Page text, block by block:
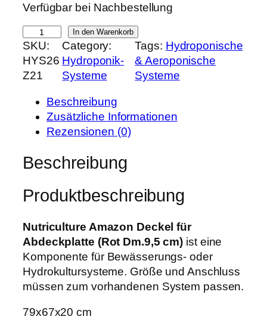
i
c
h
e
r
e
i
w
r
:
1
,
9
0
€
P
r
e
i
s
s
t
:
,
9
.
Verfügbar bei Nachbestellung
u
t
r
u
e
m
a
z
o
n
e
In den Warenkorb
SKU:
HYS26
Z21
Category:
Hydroponik-
Systeme
Tags: Hydroponische
& Aeroponische
Systeme
Beschreibung
Zusätzliche Informationen
Rezensionen (0)
Beschreibung
Produktbeschreibung
Nutriculture Amazon Deckel für
Abdeckplatte (Rot Dm.9,5 cm) ist eine
Komponente für Bewässerungs- oder
Hydrokultursysteme. Größe und Anschluss
müssen zum vorhandenen System passen.
79x67x20 cm